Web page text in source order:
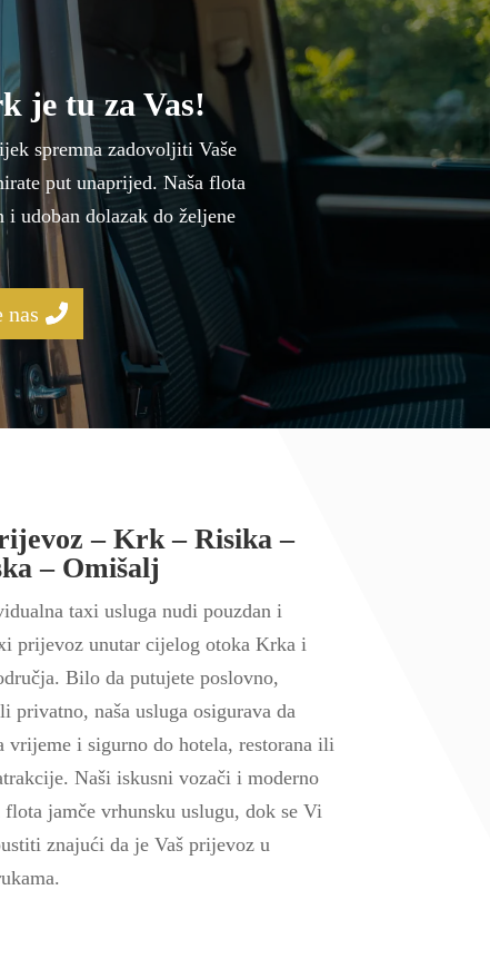
je tu za Vas!
spremna zadovoljiti Vaše
put unaprijed. Naša flota
udoban dolazak do željene
nas
– Krk – Risika –
– Omišalj
taxi usluga nudi pouzdan i
prijevoz unutar cijelog otoka Krka i
Bilo da putujete poslovno,
privatno, naša usluga osigurava da
vrijeme i sigurno do hotela, restorana ili
Naši iskusni vozači i moderno
flota jamče vrhunsku uslugu, dok se Vi
znajući da je Vaš prijevoz u